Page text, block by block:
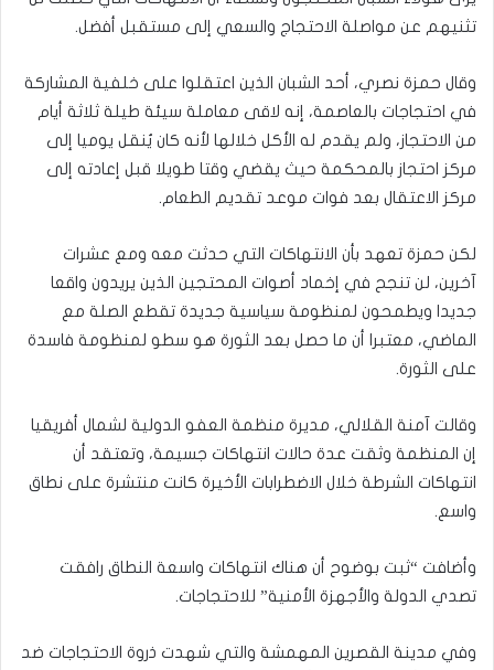
تثنيهم عن مواصلة الاحتجاج والسعي إلى مستقبل أفضل.
وقال حمزة نصري، أحد الشبان الذين اعتقلوا على خلفية المشاركة
في احتجاجات بالعاصمة، إنه لاقى معاملة سيئة طيلة ثلاثة أيام
من الاحتجاز، ولم يقدم له الأكل خلالها لأنه كان يُنقل يوميا إلى
مركز احتجاز بالمحكمة حيث يقضي وقتا طويلا قبل إعادته إلى
مركز الاعتقال بعد فوات موعد تقديم الطعام.
لكن حمزة تعهد بأن الانتهاكات التي حدثت معه ومع عشرات
آخرين، لن تنجح في إخماد أصوات المحتجين الذين يريدون واقعا
جديدا ويطمحون لمنظومة سياسية جديدة تقطع الصلة مع
الماضي، معتبرا أن ما حصل بعد الثورة هو سطو لمنظومة فاسدة
على الثورة.
وقالت آمنة القلالي، مديرة منظمة العفو الدولية لشمال أفريقيا
إن المنظمة وثقت عدة حالات انتهاكات جسيمة، وتعتقد أن
انتهاكات الشرطة خلال الاضطرابات الأخيرة كانت منتشرة على نطاق
واسع.
وأضافت “ثبت بوضوح أن هناك انتهاكات واسعة النطاق رافقت
تصدي الدولة والأجهزة الأمنية” للاحتجاجات.
وفي مدينة القصرين المهمشة والتي شهدت ذروة الاحتجاجات ضد